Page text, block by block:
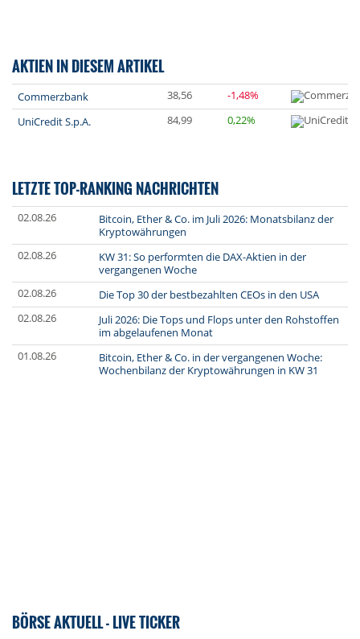
AKTIEN IN DIESEM ARTIKEL
Commerzbank 38,56
-1,48%
UniCredit S.p.A.
84,99 0,22%
LETZTE TOP-RANKING NACHRICHTEN
02.08.26
Bitcoin, Ether & Co. im Juli 2026: Monatsbilanz der
Kryptowährungen
02.08.26
KW 31: So performten die DAX-Aktien in der
vergangenen Woche
02.08.26
Die Top 30 der bestbezahlten CEOs in den USA
02.08.26
Juli 2026: Die Tops und Flops unter den Rohstoffen
im abgelaufenen Monat
01.08.26
Bitcoin, Ether & Co. in der vergangenen Woche:
Wochenbilanz der Kryptowährungen in KW 31
BÖRSE AKTUELL - LIVE TICKER